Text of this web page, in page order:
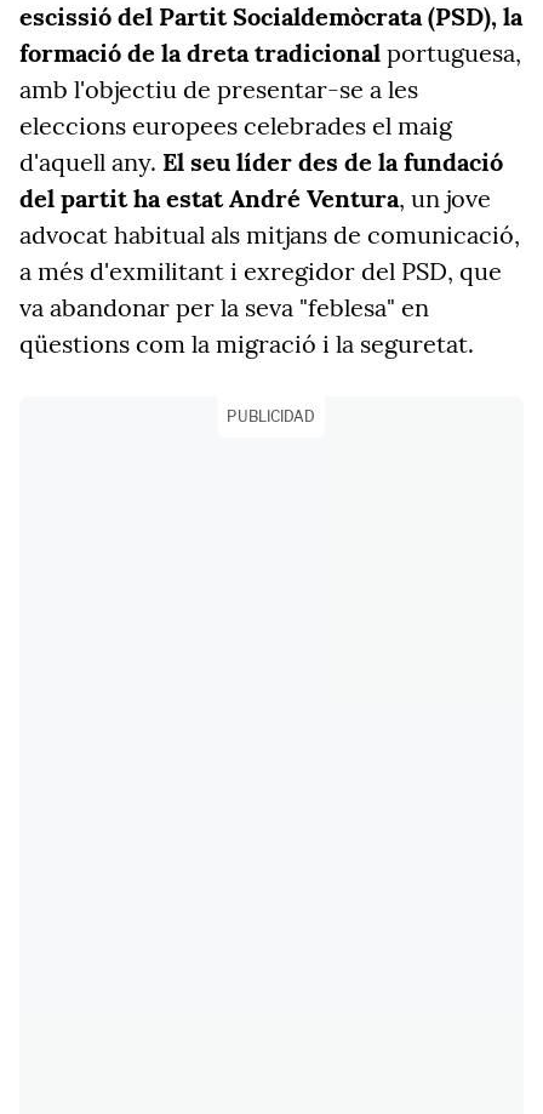
escissió del Partit Socialdemòcrata (PSD), la
formació de la dreta tradicional portuguesa,
amb l'objectiu de presentar-se a les
eleccions europees celebrades el maig
d'aquell any. El seu líder des de la fundació
del partit ha estat André Ventura, un jove
advocat habitual als mitjans de comunicació,
a més d'exmilitant i exregidor del PSD, que
va abandonar per la seva "feblesa" en
qüestions com la migració i la seguretat.
PUBLICIDAD